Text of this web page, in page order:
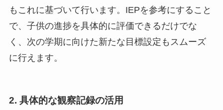
もこれに基づいて行います。IEPを参考にすること
で、子供の進捗を具体的に評価できるだけでな
く、次の学期に向けた新たな目標設定もスムーズ
に行えます。
2. 具体的な観察記録の活用